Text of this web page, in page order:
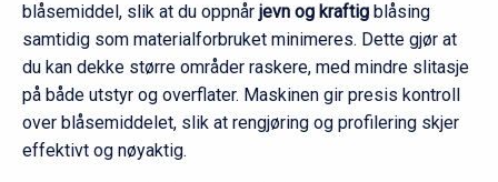
blåsemiddel, slik at du oppnår jevn og kraftig blåsing
samtidig som materialforbruket minimeres. Dette gjør at
du kan dekke større områder raskere, med mindre slitasje
på både utstyr og overflater. Maskinen gir presis kontroll
over blåsemiddelet, slik at rengjøring og profilering skjer
effektivt og nøyaktig.